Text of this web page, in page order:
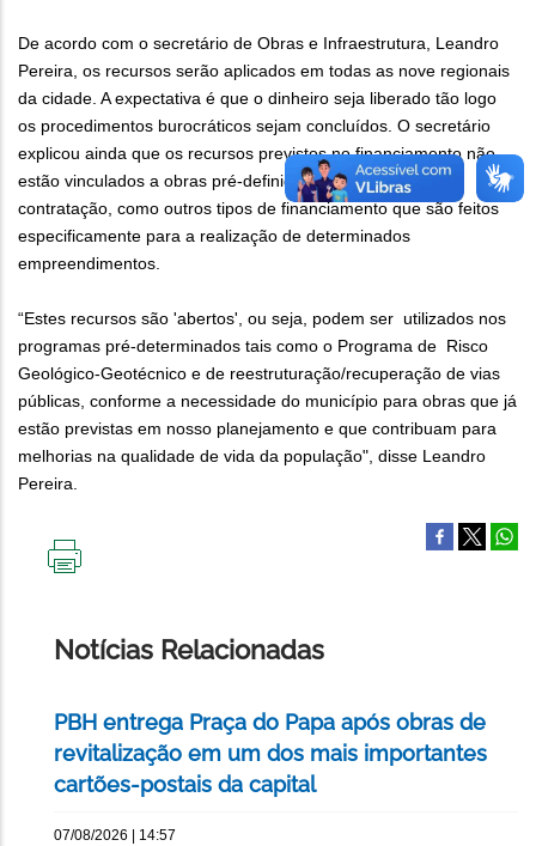
De acordo com o secretário de Obras e Infraestrutura, Leandro
Pereira, os recursos serão aplicados em todas as nove regionais
da cidade. A expectativa é que o dinheiro seja liberado tão logo
os procedimentos burocráticos sejam concluídos. O secretário
explicou ainda que os recursos previstos no financiamento não
estão vinculados a obras pré-definidas no momento da
contratação, como outros tipos de financiamento que são feitos
especificamente para a realização de determinados
empreendimentos.
“Estes recursos são 'abertos', ou seja, podem ser utilizados nos
programas pré-determinados tais como o Programa de Risco
Geológico-Geotécnico e de reestruturação/recuperação de vias
públicas, conforme a necessidade do município para obras que já
estão previstas em nosso planejamento e que contribuam para
melhorias na qualidade de vida da população", disse Leandro
Pereira.
Notícias Relacionadas
PBH entrega Praça do Papa após obras de
revitalização em um dos mais importantes
cartões-postais da capital
07/08/2026 | 14:57